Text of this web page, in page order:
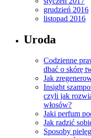
grudzień 2016
listopad 2016
Uroda
Codzienne
dbać o skórę
Jak
Insight
czyli jak
włosów?
Jaki perfum
Jak radzić
Sposoby